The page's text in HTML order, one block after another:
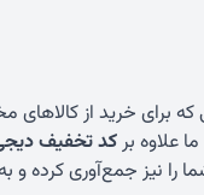
برای خرید از کالاهای
علاوه برکد تخفیف
نیز جمع‌آوری کرده و به